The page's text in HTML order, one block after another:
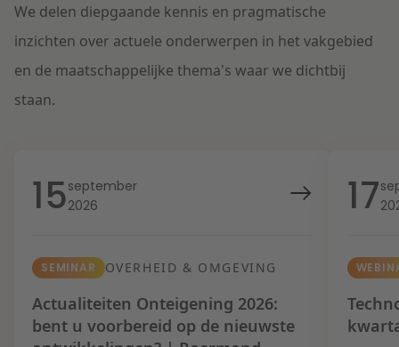
We delen diepgaande kennis en pragmatische
inzichten over actuele onderwerpen in het vakgebied
en de maatschappelijke thema's waar we dichtbij
staan.
15september
2026
SEMINAR OVERHEID & OMGEVING
Actualiteiten Onteigening 2026:
bent u voorbereid op de nieuwste
17